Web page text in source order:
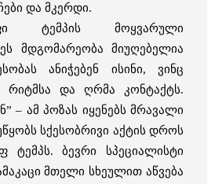
და მკერდი.
ტემპის მოყვარული
მდგომარეობა მიუღებელია
ანიჭებენ ისინი, ვინც
რიტმსა და ღრმა კონტაქტს.
– ამ პოზას იყენებს მრავალი
სქესობრივი აქტის დროს
ტემპს. ბევრი სპეციალისტი
მთელი სხეულით აწვება